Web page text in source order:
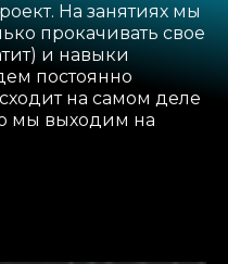
На занятиях мы
прокачивать свое
и навыки
постоянно
на самом деле
мы выходим на